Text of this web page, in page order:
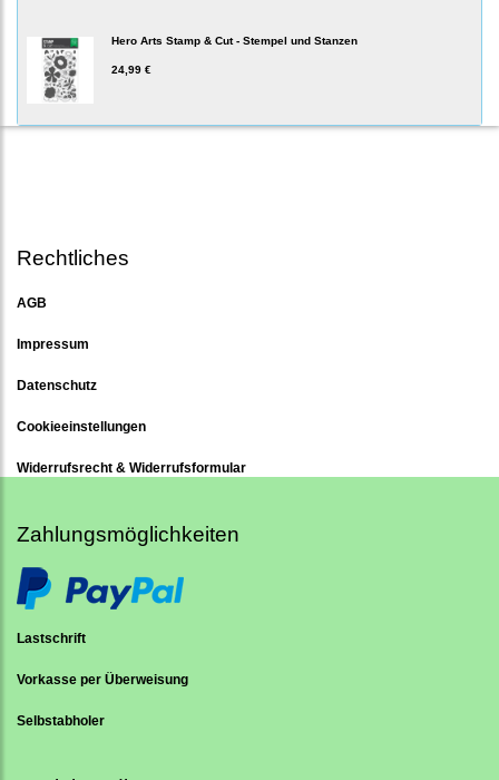
Hero Arts Stamp & Cut - Stempel und Stanzen
24,99 €
Rechtliches
AGB
Impressum
Datenschutz
Cookieeinstellungen
Widerrufsrecht & Widerrufsformular
Zahlungsmöglichkeiten
Lastschrift
Vorkasse per Überweisung
Selbstabholer